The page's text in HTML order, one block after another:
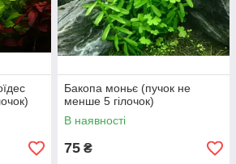
Бакопа моньє (пучок не
менше 5 гілочок)
В наявності
75 ₴